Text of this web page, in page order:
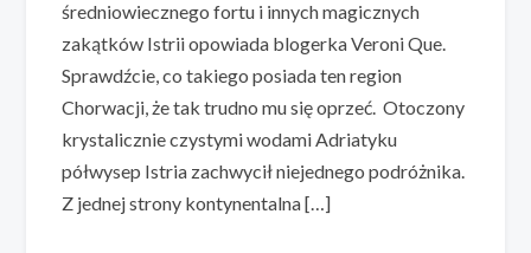
średniowiecznego fortu i innych magicznych
zakątków Istrii opowiada blogerka Veroni Que.
Sprawdźcie, co takiego posiada ten region
Chorwacji, że tak trudno mu się oprzeć. Otoczony
krystalicznie czystymi wodami Adriatyku
półwysep Istria zachwycił niejednego podróżnika.
Z jednej strony kontynentalna […]